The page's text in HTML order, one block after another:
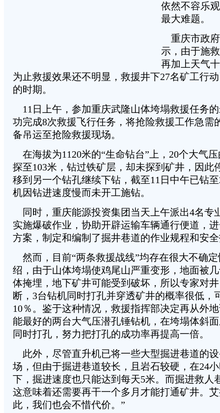
依然不容乐
最大难题。
重庆市政
示，由于施
再加上天气
为止救援效果还不明显，救援井下27名矿工行
的时期。
11日上午，参加重庆武隆山体垮塌救援任务
功完成8次救援飞行任务，将抢险救援工作急需
备吊运至抢险救援现场。
在海拔为1120米的“生命钻台”上，20个大气
探至103米，钻过铁矿层，却未探到矿井，因此
移到另一个钻孔继续下钻，截至11日中午已钻
机因钻进速度慢而未开工施钻。
同时，重庆能源投资集团当天上午派出4名专
实施爆破作业，协助开辟运输车辆通行便道，
方案，制定和编制了掘井巷道的作业规程和安
然而，目前“两条救援战线”均存在很大不确
绍，由于山体垮塌使鸡尾山严重变形，地面被
体掩埋，地下矿井可能受到破坏，所以专家对
断，3台钻机同时打孔并穿透矿井的概率很低，
10％。鉴于这种情况，救援指挥部决定再从外
能最好的两台大气压潜孔锤钻机，在垮塌体斜
同时打孔，努力把打孔的成功率再提高一倍。
此外，尽管直升机已将一些大型掘进巷道的
场，但由于掘进巷道较长，且岩石较硬，在24
下，掘进速度也只能达到每天5米。而掘进救人
这意味着还需要再干一个多月才能打通矿井。
此，我们也会不惜代价。”